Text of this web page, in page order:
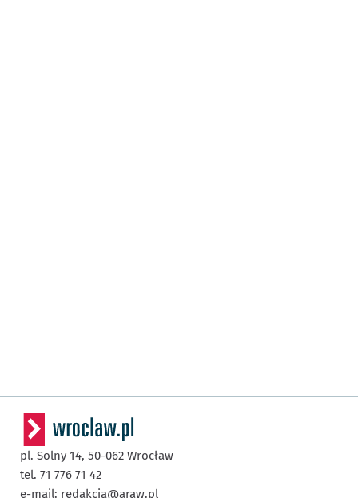
pl. Solny 14, 50-062 Wrocław
tel. 71 776 71 42
e-mail: redakcja@araw.pl